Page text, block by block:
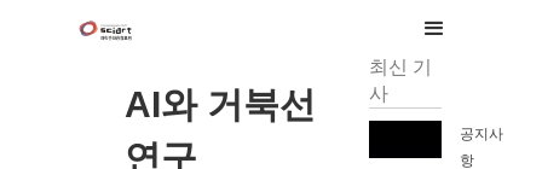
AI와 거북선
연구
최신 기
사
공지사
항